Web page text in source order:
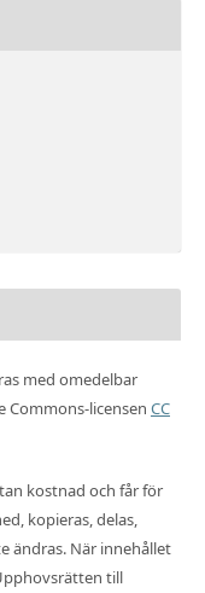
med omedelbar
Commons-licensen CC
kostnad och får för
kopieras, delas,
ändras. När innehållet
till